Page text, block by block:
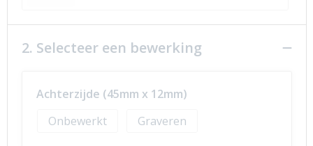
2. Selecteer een bewerking
Achterzijde (45mm x 12mm)
Onbewerkt
Graveren